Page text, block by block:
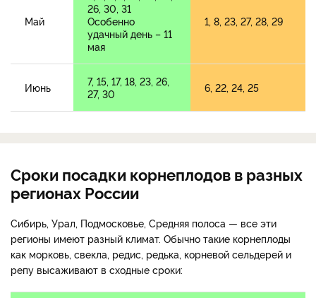
Май
26, 30, 31
Особенно
удачный день – 11
мая
1, 8, 23, 27, 28, 29
Июнь
7, 15, 17, 18, 23, 26,
27, 30
6, 22, 24, 25
Сроки посадки корнеплодов в разных
регионах России
Сибирь, Урал, Подмосковье, Средняя полоса — все эти
регионы имеют разный климат. Обычно такие корнеплоды
как морковь, свекла, редис, редька, корневой сельдерей и
репу высаживают в сходные сроки: